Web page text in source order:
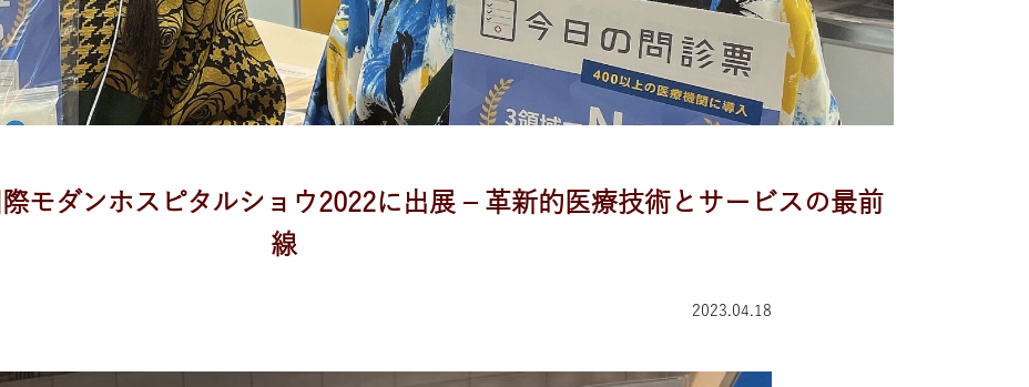
モダンホスピタルショウ2022に出展 – 革新的医療技術とサービスの最前
線
2023.04.18